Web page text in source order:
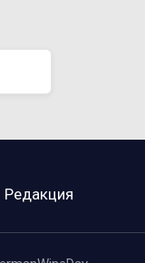
Редакция